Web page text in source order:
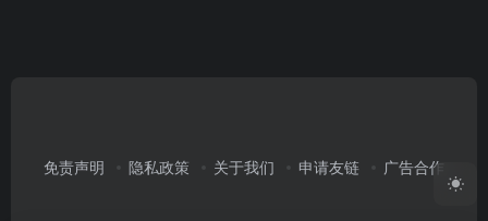
免责声明 隐私政策 关于我们 申请友链 广告合作